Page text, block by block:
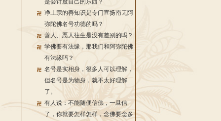
是会计度自己的东西？
净土宗的善知识是专门宣扬南无阿
弥陀佛名号功德的吗？
善人、恶人往生是没有差别的吗？
学佛要有法缘，那我们和阿弥陀佛
有法缘吗？
名号是实相身，很多人可以理解，
但名号是为物身，就不太好理解
了。
有人说：不能随便信佛，一旦信
了，你就要怎样怎样，念佛要念多